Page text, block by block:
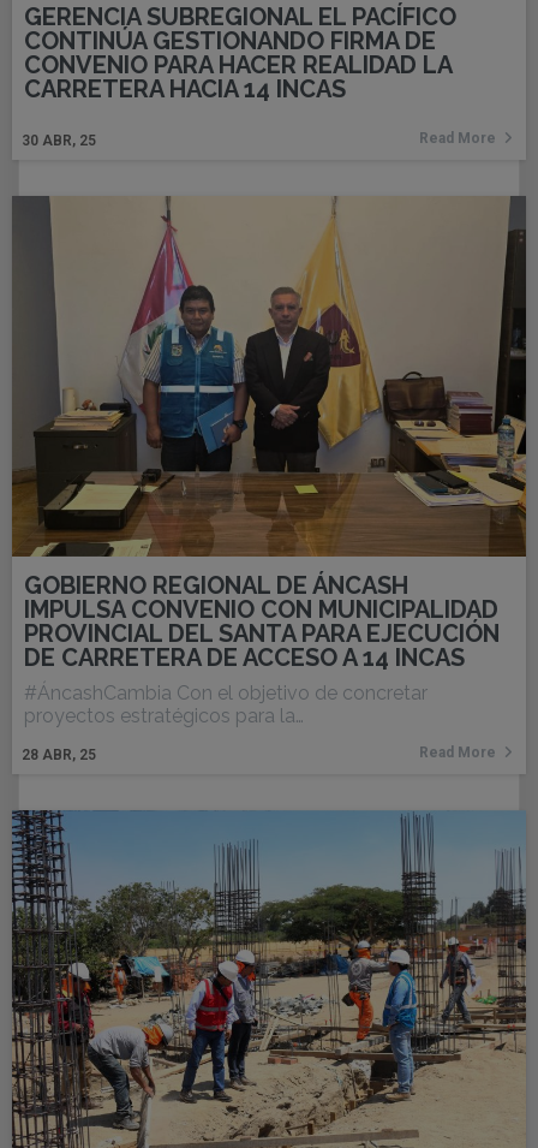
GERENCIA SUBREGIONAL EL PACÍFICO
CONTINÚA GESTIONANDO FIRMA DE
CONVENIO PARA HACER REALIDAD LA
CARRETERA HACIA 14 INCAS
30 ABR, 25 Read More
GOBIERNO REGIONAL DE ÁNCASH
IMPULSA CONVENIO CON MUNICIPALIDAD
PROVINCIAL DEL SANTA PARA EJECUCIÓN
DE CARRETERA DE ACCESO A 14 INCAS
28 ABR, 25
#ÁncashCambia Con el objetivo de concretar
proyectos estratégicos para la…
Read More